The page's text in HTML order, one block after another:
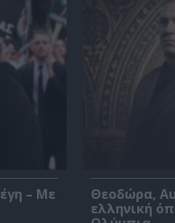
– Με
Θεοδώρα,
ελληνική